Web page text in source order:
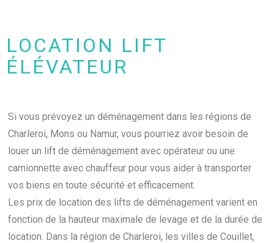
LOCATION LIFT
ÉLÉVATEUR
Si vous prévoyez un déménagement dans les régions de
Charleroi, Mons ou Namur, vous pourriez avoir besoin de
louer un lift de déménagement avec opérateur ou une
camionnette avec chauffeur pour vous aider à transporter
vos biens en toute sécurité et efficacement.
Les prix de location des lifts de déménagement varient en
fonction de la hauteur maximale de levage et de la durée de
location. Dans la région de Charleroi, les villes de Couillet,